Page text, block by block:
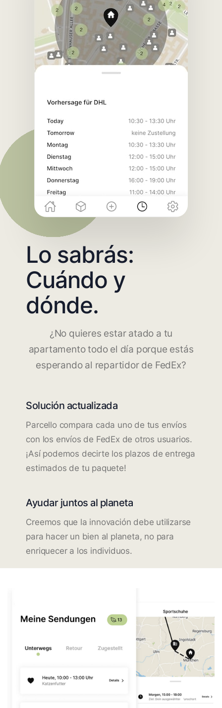
Lo sabrás:
Cuándo y
dónde.
¿No quieres estar atado a tu
apartamento todo el día porque estás
esperando al repartidor de FedEx?
Solución actualizada
Parcello compara cada uno de tus envíos
con los envíos de FedEx de otros usuarios.
¡Así podemos decirte los plazos de entrega
estimados de tu paquete!
Ayudar juntos al planeta
Creemos que la innovación debe utilizarse
para hacer un bien al planeta, no para
enriquecer a los individuos.